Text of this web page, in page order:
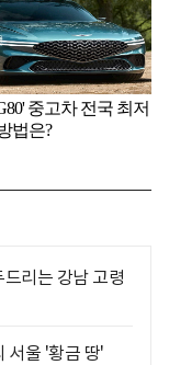
리는 강남 고령
서울 '황금 땅'